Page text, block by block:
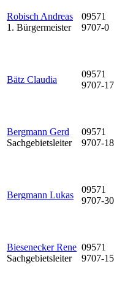
Robisch Andreas
1. Bürgermeister
09571
9707-0
Bätz Claudia
09571
9707-17
Bergmann Gerd
Sachgebietsleiter
09571
9707-18
Bergmann Lukas
09571
9707-30
Biesenecker Rene
Sachgebietsleiter
09571
9707-15